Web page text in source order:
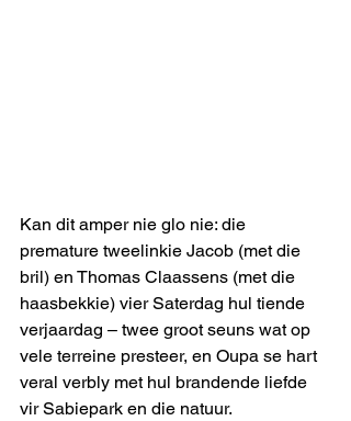
Kan dit amper nie glo nie: die
premature tweelinkie Jacob (met die
bril) en Thomas Claassens (met die
haasbekkie) vier Saterdag hul tiende
verjaardag – twee groot seuns wat op
vele terreine presteer, en Oupa se hart
veral verbly met hul brandende liefde
vir Sabiepark en die natuur.